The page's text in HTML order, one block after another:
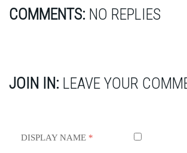
COMMENTS: NO REPLIES
JOIN IN: LEAVE YOUR
DISPLAY NAME *